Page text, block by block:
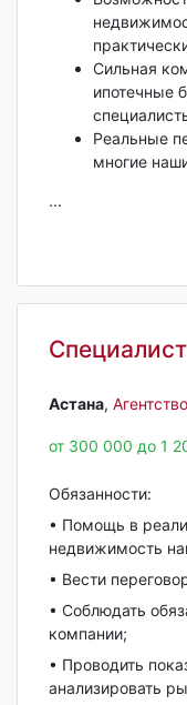
Сильная
ипотечные
Реальные
многие
...
Астана‎,
от 300 000 до 1
Обязанности:
• Помощь в
недвижимость
• Вести
• Соблюдать
компании;
• Проводить
анализировать